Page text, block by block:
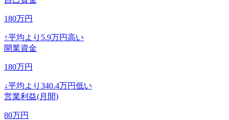
180万円
↑平均より 5.9万円高い
開業資金
180万円
↓平均より 340.4万円低い
営業利益(月間)
80万円